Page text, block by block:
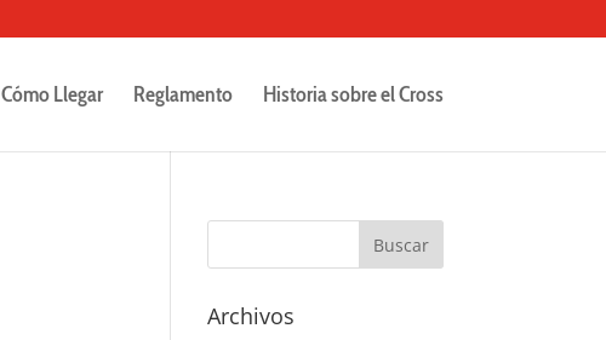
Cómo Llegar Reglamento Historia sobre el Cross
Archivos